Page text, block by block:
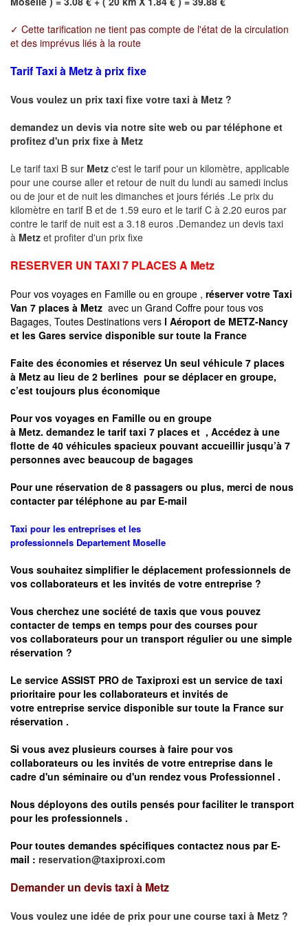
✓ Cette tarification ne tient pas compte de l'état de la circulation
et des imprévus liés à la route
Tarif Taxi à Metz à prix fixe
Vous voulez un prix taxi fixe votre taxi à Metz ?
demandez un devis via notre site web ou par téléphone et
profitez d'un prix fixe à Metz
Le tarif taxi B sur Metz c'est le tarif pour un kilomètre, applicable
pour une course aller et retour de nuit du lundi au samedi inclus
ou de jour et de nuit les dimanches et jours fériés .Le prix du
kilomètre en tarif B et de 1.59 euro et le tarif C à 2.20 euros par
contre le tarif de nuit est a 3.18 euros .Demandez un devis taxi
à Metz et profiter d'un prix fixe
RESERVER UN TAXI 7 PLACES A Metz
Pour vos voyages en Famille ou en groupe , réserver votre Taxi
Van 7 places à Metz avec un Grand Coffre pour tous vos
Bagages, Toutes Destinations vers l Aéroport de METZ-Nancy
et les Gares service disponible sur toute la France
Faite des économies et réservez Un seul véhicule 7 places
à Metz au lieu de 2 berlines pour se déplacer en groupe,
c’est toujours plus économique
Pour vos voyages en Famille ou en groupe
à Metz. demandez le tarif taxi 7 places et , Accédez à une
flotte de 40 véhicules spacieux pouvant accueillir jusqu’à 7
personnes avec beaucoup de bagages
Pour une réservation de 8 passagers ou plus, merci de nous
contacter par téléphone au par E-mail
Taxi pour les entreprises et les
professionnels Departement Moselle
Vous souhaitez simplifier le déplacement professionnels de
vos collaborateurs et les invités de votre entreprise ?
Vous cherchez une société de taxis que vous pouvez
contacter de temps en temps pour des courses pour
vos collaborateurs pour un transport régulierou une simple
réservation ?
Le service ASSIST PRO de Taxiproxi est un service de taxi
prioritaire pour les collaborateurs et invités de
votre entreprise service disponible sur toute la France sur
réservation .
Si vous avez plusieurs courses à faire pour vos
collaborateurs ou les invités de votre entreprise dans le
cadre d'un séminaire ou d'un rendez vous Professionnel .
Nous déployons des outils pensés pour faciliter le transport
pour les professionnels .
Pour toutes demandes spécifiques contactez nous par E-
mail : reservation@taxiproxi.com
Demander un devis taxi à Metz
Vous voulez une idée de prix pour une course taxi à Metz ?